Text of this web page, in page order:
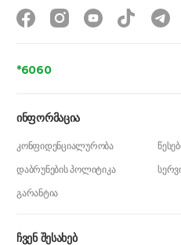
კომპაქტურობით.
პროცესორით და
განკუთვნილია
გრაფიკული
მომხმარებლებისთვის.
*6060
ჩვენ შესახებ
ინფორმაცია
კონფიდენციალურობა
დაბრუნების პოლიტიკა
გარანტია